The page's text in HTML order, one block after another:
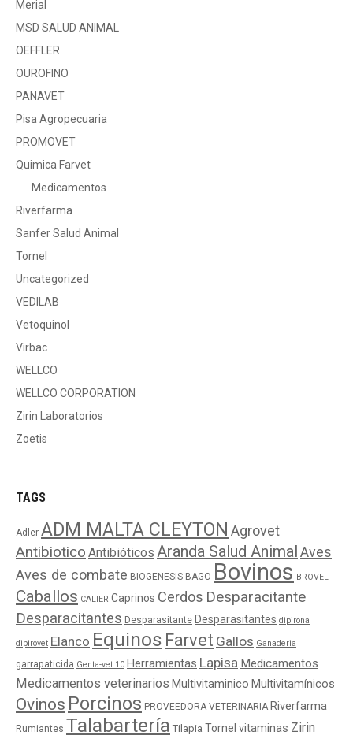
Merial
MSD SALUD ANIMAL
OEFFLER
OUROFINO
PANAVET
Pisa Agropecuaria
PROMOVET
Quimica Farvet
Medicamentos
Riverfarma
Sanfer Salud Animal
Tornel
Uncategorized
VEDILAB
Vetoquinol
Virbac
WELLCO
WELLCO CORPORATION
Zirin Laboratorios
Zoetis
TAGS
Adler ADM MALTA CLEYTON Agrovet
Antibiotico Antibióticos Aranda Salud AnimalAves
Aves de combate BIOGENESIS BAGO Bovinos BROVEL
Caballos CALIER Caprinos Cerdos Desparacitante
Desparacitantes Desparasitante Desparasitantes dipirona
dipirovet Elanco Equinos Farvet Gallos Ganaderia
garrapaticida Genta-vet 10 Herramientas Lapisa Medicamentos
Medicamentos veterinarios Multivitaminico Multivitamínicos
Ovinos Porcinos PROVEEDORA VETERINARIA Riverfarma
Rumiantes Talabartería Tilapia Tornel vitaminas Zirin